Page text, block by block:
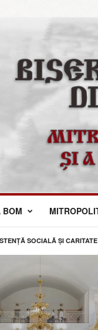
BOM
SOCIALĂ ȘI CARITATE